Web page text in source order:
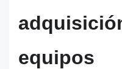
equipos